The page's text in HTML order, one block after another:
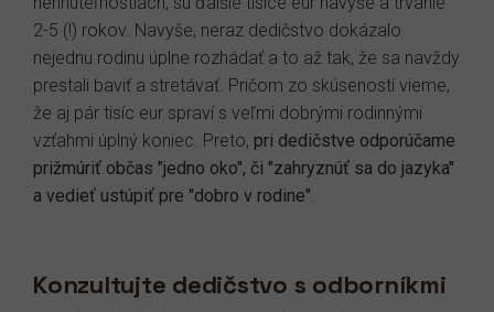
2-5 (!) rokov. Navyše, neraz dedičstvo dokázalo
nejednu rodinu úplne rozhádať a to až tak, že sa navždy
prestali baviť a stretávať. Pričom zo skúseností vieme,
že aj pár tisíc eur spraví s veľmi dobrými rodinnými
vzťahmi úplný koniec. Preto, pri dedičstve odporúčame
prižmúriť občas "jedno oko", či "zahryznúť sa do jazyka"
a vedieť ustúpiť pre "dobro v rodine".
Konzultujte dedičstvo s odborníkmi